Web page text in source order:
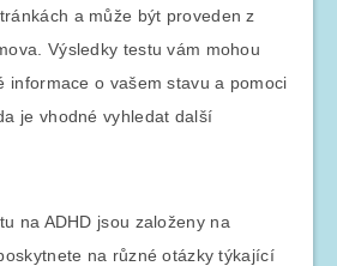
a může být proveden z
Výsledky testu vám mohou
informace o vašem stavu a pomoci
je vhodné vyhledat další
na ADHD jsou založeny na
na různé otázky týkající